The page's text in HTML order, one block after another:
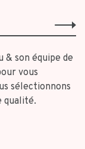
& son équipe de
vous
sélectionnons
qualité.